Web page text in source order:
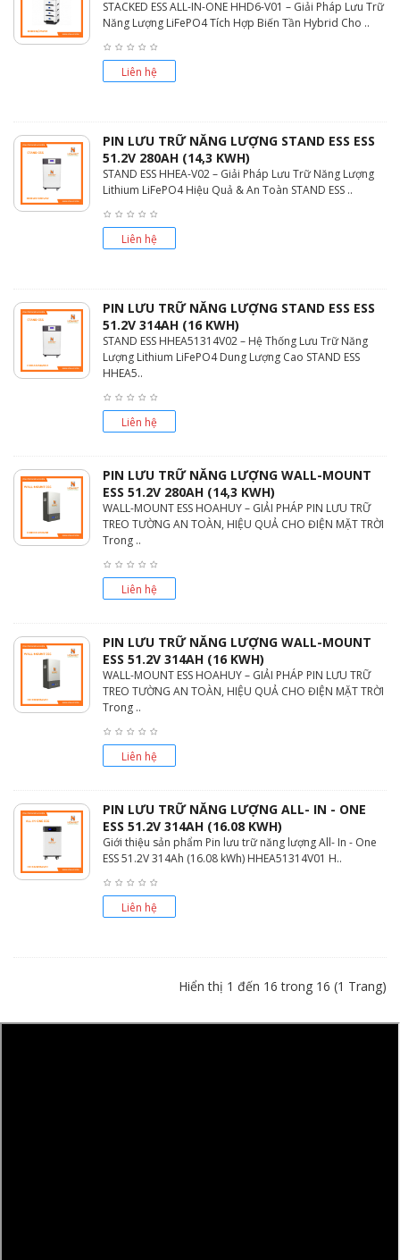
STACKED ESS ALL-IN-ONE HHD6-V01 – Giải Pháp Lưu Trữ
Năng Lượng LiFePO4 Tích Hợp Biến Tần Hybrid Cho ..
Liên hệ
PIN LƯU TRỮ NĂNG LƯỢNG STAND ESS ESS
51.2V 280AH (14,3 KWH)
STAND ESS HHEA-V02 – Giải Pháp Lưu Trữ Năng Lượng
Lithium LiFePO4 Hiệu Quả & An Toàn STAND ESS ..
Liên hệ
PIN LƯU TRỮ NĂNG LƯỢNG STAND ESS ESS
51.2V 314AH (16 KWH)
STAND ESS HHEA51314V02 – Hệ Thống Lưu Trữ Năng
Lượng Lithium LiFePO4 Dung Lượng Cao STAND ESS
HHEA5..
Liên hệ
PIN LƯU TRỮ NĂNG LƯỢNG WALL-MOUNT
ESS 51.2V 280AH (14,3 KWH)
WALL-MOUNT ESS HOAHUY – GIẢI PHÁP PIN LƯU TRỮ
TREO TƯỜNG AN TOÀN, HIỆU QUẢ CHO ĐIỆN MẶT TRỜI
Trong ..
Liên hệ
PIN LƯU TRỮ NĂNG LƯỢNG WALL-MOUNT
ESS 51.2V 314AH (16 KWH)
WALL-MOUNT ESS HOAHUY – GIẢI PHÁP PIN LƯU TRỮ
TREO TƯỜNG AN TOÀN, HIỆU QUẢ CHO ĐIỆN MẶT TRỜI
Trong ..
Liên hệ
PIN LƯU TRỮ NĂNG LƯỢNG ALL- IN - ONE
ESS 51.2V 314AH (16.08 KWH)
Giới thiệu sản phẩm Pin lưu trữ năng lượng All- In - One
ESS 51.2V 314Ah (16.08 kWh) HHEA51314V01 H..
Liên hệ
Hiển thị 1 đến 16 trong 16 (1 Trang)